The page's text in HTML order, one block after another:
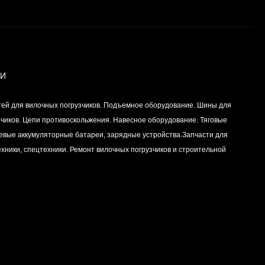
Вкладыш коренной (0,5)
(1шт - 1 половинка) для
двигателей
Цена по
запросу
для вилочных погрузчиков. Подъемное оборудование. Шины для
Цепи противоскольжения. Навесное оборудование. Тяговые
аккумуляторные батареи, зарядные устройства.Запчасти для
спецтехники. Ремонт вилочных погрузчиков и строительной